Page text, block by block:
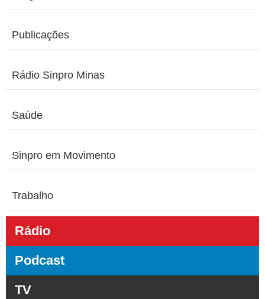
Publicações
Rádio Sinpro Minas
Saúde
Sinpro em Movimento
Trabalho
Rádio
Podcast
TV